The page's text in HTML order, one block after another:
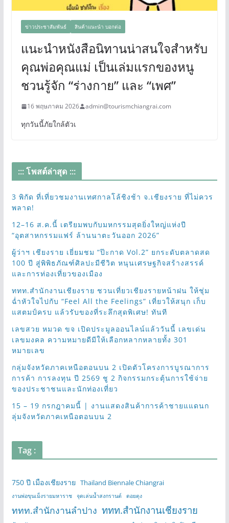
ข่าวประชาสัมพันธ์ สินค้าแนะนำ บอกต่อ
แนะนำหนังสือนิทานน่าสนใจสำหรับ
คุณพ่อคุณแม่ เป็นเล่มแรกของหนู
ชวนรู้จัก “ร่างกาย” และ “เพศ”
16 พฤษภาคม 2026 admin@tourismchiangrai.com
ทุกวันนี้ภัยใกล้ตัวเ
::: โพสต์ล่าสุด :::
3 พิกัด ที่เที่ยวชมงานเทศกาลโล้ชิงช้า จ.เชียงราย ที่ไม่ควร
พลาด!
12–16 ส.ค.นี้ เตรียมพบกับมหกรรมสุดยิ่งใหญ่แห่งปี
“อุตสาหกรรมแฟร์ ล้านนาตะวันออก 2026”
ผู้ว่าฯ เชียงราย เยี่ยมชม “ป๊ะกาด Vol.2” ยกระดับตลาดสด
100 ปี สู่พิพิธภัณฑ์ศิลปะมีชีวิต หนุนเศรษฐกิจสร้างสรรค์
และการท่องเที่ยวของเมือง
ททท.สำนักงานเชียงราย ชวนเที่ยวเชียงรายหน้าฝน ให้ชุ่ม
ฉ่ำหัวใจไปกับ “Feel All the Feelings” เที่ยวให้สนุก เก็บ
แสตมป์ครบ แล้วรับของที่ระลึกสุดพิเศษ! ทันที
เลขสวย หมวด ขจ เปิดประมูลออนไลน์แล้ววันนี้ เลขเด่น
เลขมงคล ความหมายดีมีให้เลือกหลากหลายทั้ง 301
หมายเลข
กลุ่มจังหวัดภาคเหนือตอนบน 2 เปิดตัวโครงการบูรณาการ
การค้า การลงทุน ปี 2569 ชู 2 กิจกรรมกระตุ้นการใช้จ่าย
ของประชาชนและนักท่องเที่ยว
15 – 19 กรกฎาคมนี้ | งานแสดงสินค้าการค้าชายแแดนก
ลุ่มจังหวัดภาคเหนือตอนบน 2
Tag :
750 ปี เมืองเชียงราย Thailand Biennale Chiangrai
งานพ่อขุนเม็งรายมหาราช จุดเล่นน้ำสงกรานต์ ดอยตุง
ททท.สำนักงานลำปาง ททท.สำนักงานเชียงราย